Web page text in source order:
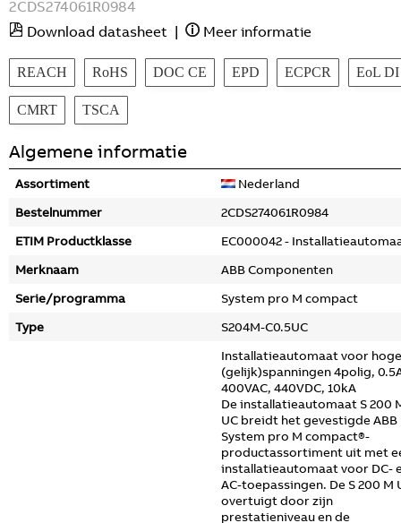
2CDS274061R0984
Download datasheet | Meer informatie
REACH RoHS DOC CE EPD ECPCR EoL DI
CMRT TSCA
Algemene informatie
Assortiment
Nederland
Bestelnummer
2CDS274061R0984
ETIM Productklasse
EC000042 -
Merknaam
ABB Componenten
Serie/programma
System pro M compact
Type
S204M-C0.5UC
Installatieautomaat voor
(gelijk)spanningen 4polig,
400VAC, 440VDC, 10kA
De installatieautomaat S 200
UC breidt het gevestigde ABB
System pro M compact®-
productassortiment uit met
installatieautomaat voor DC-
AC-toepassingen. De S 200 M
overtuigt door zijn
prestatieniveau en de